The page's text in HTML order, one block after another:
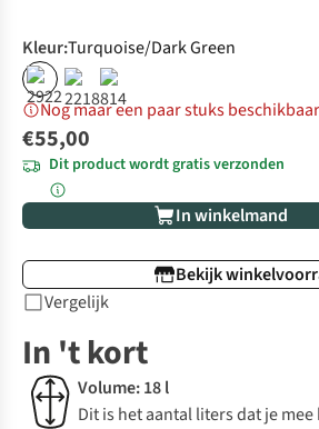
Kleur:Turquoise/Dark Green
Nog maar een paar stuks beschikbaar
€55,00
Dit product wordt gratis verzonden
In winkelmand
Bekijk
Vergelijk
In 't kort
Volume: 18 l
Dit is het aantal liters dat je